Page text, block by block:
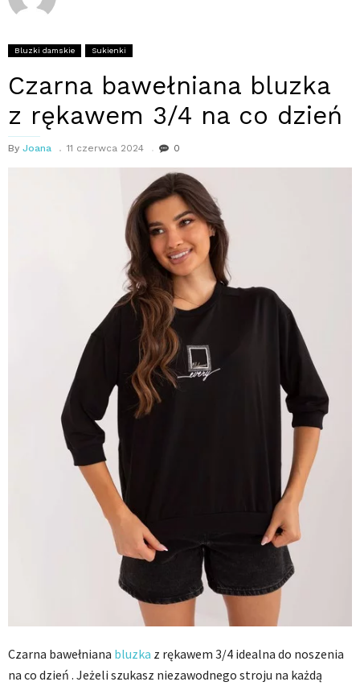
Bluzki damskie Sukienki
Czarna bawełniana bluzka
z rękawem 3/4 na co dzień
By Joana 11 czerwca 2024 0
Czarna bawełniana bluzka z rękawem 3/4 idealna do noszenia
na co dzień . Jeżeli szukasz niezawodnego stroju na każdą